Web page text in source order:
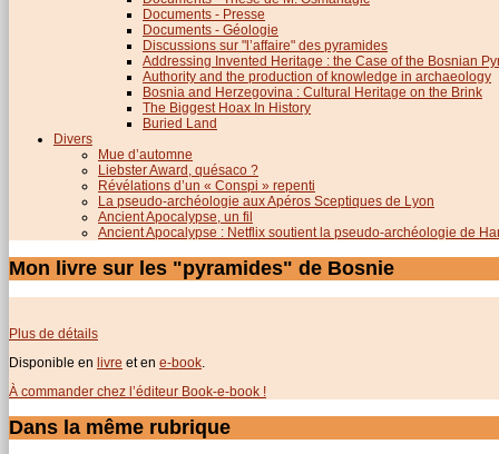
Documents - Presse
Documents - Géologie
Discussions sur "l’affaire" des pyramides
Addressing Invented Heritage : the Case of the Bosnian
Authority and the production of knowledge in archaeology
Bosnia and Herzegovina : Cultural Heritage on the Brink
The Biggest Hoax In History
Buried Land
Divers
Mue d’automne
Liebster Award, quésaco ?
Révélations d’un « Conspi » repenti
La pseudo-archéologie aux Apéros Sceptiques de Lyon
Ancient Apocalypse, un fil
Ancient Apocalypse : Netflix soutient la pseudo-archéologie de
Mon livre sur les "pyramides" de Bosnie
Plus de détails
Disponible en livre et en e-book
À commander chez l’éditeur Book-e-book !
Dans la même rubrique